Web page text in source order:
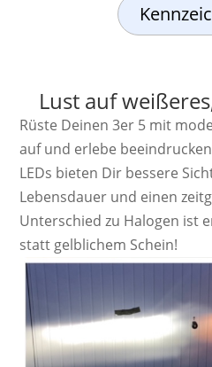
Lust auf
Rüste Deinen 3er 5 mit
auf und erlebe
LEDs bieten Dir bessere
Lebensdauer und einen
Unterschied zu Halogen ist
statt gelblichem Schein!